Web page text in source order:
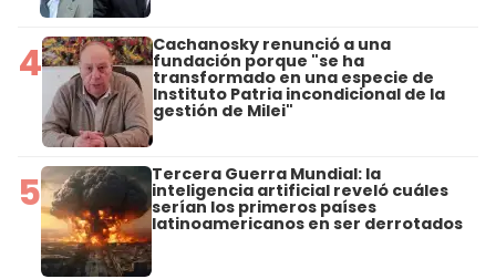
4 Cachanosky renunció a una
fundación porque "se ha
transformado en una especie de
Instituto Patria incondicional de la
gestión de Milei"
5 Tercera Guerra Mundial: la
inteligencia artificial reveló cuáles
serían los primeros países
latinoamericanos en ser derrotados